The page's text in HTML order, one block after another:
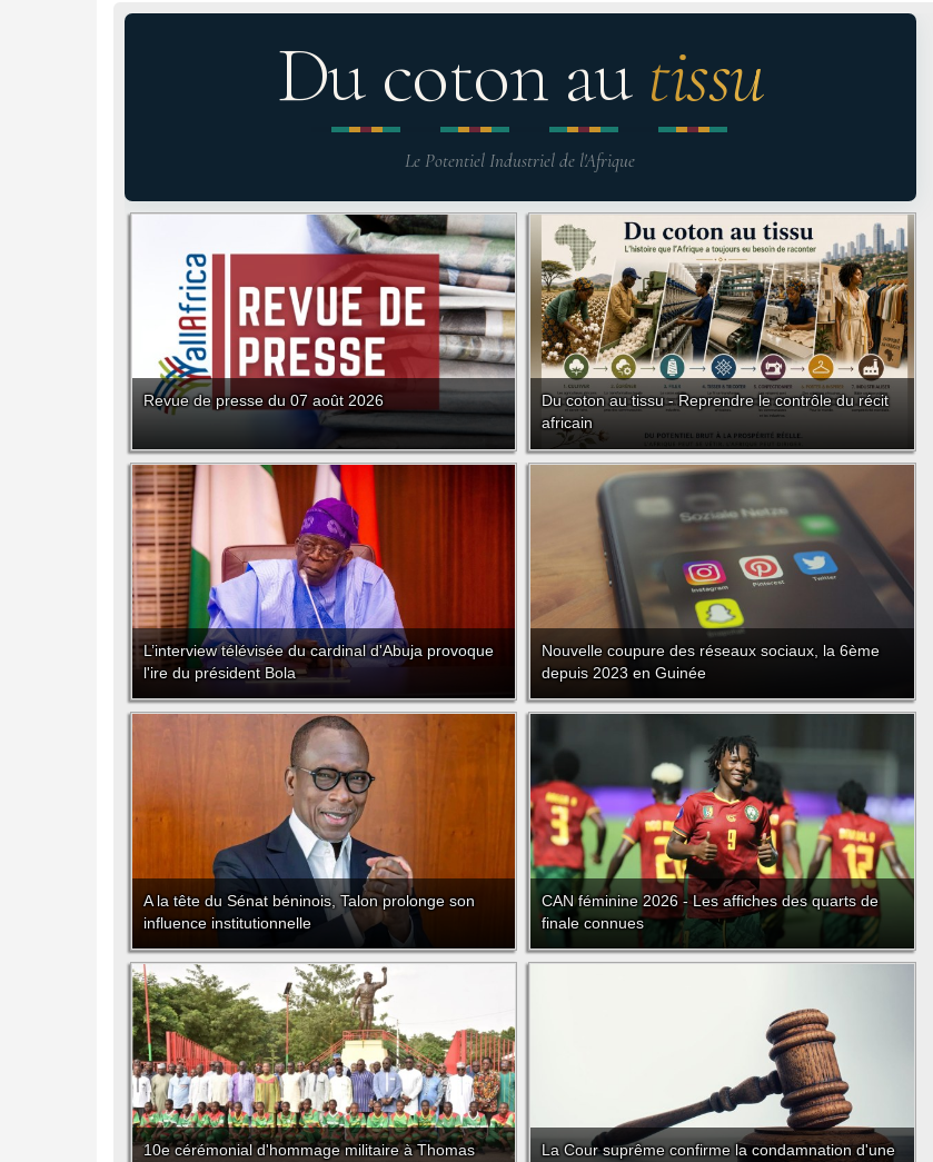
Du coton au tissu
Le Potentiel Industriel de l'Afrique
Revue de presse du 07 août 2026
Du coton au tissu - Reprendre le contrôle du récit
africain
L’interview télévisée du cardinal d'Abuja provoque
l'ire du président Bola
Nouvelle coupure des réseaux sociaux, la 6ème
depuis 2023 en Guinée
A la tête du Sénat béninois, Talon prolonge son
influence institutionnelle
CAN féminine 2026 - Les affiches des quarts de
finale connues
10e cérémonial d'hommage militaire à Thomas
La Cour suprême confirme la condamnation d'une